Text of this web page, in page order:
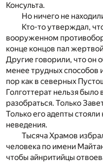
Консульта.
Но ничего не
Кто-то утверждал,
вооруженном
конце концов пал
Другие говорили, что он
менее трудных способов
пор как в северных
Голготтерат нельзя было
разобраться. Только
Только его адепты
неведения.
Тысяча Храмов
человека по имени
чтобы айнритийцы